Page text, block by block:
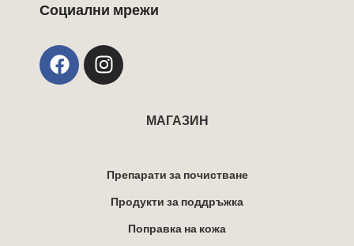
Социални мрежи
МАГАЗИН
Препарати за почистване
Продукти за поддръжка
Поправка на кожа